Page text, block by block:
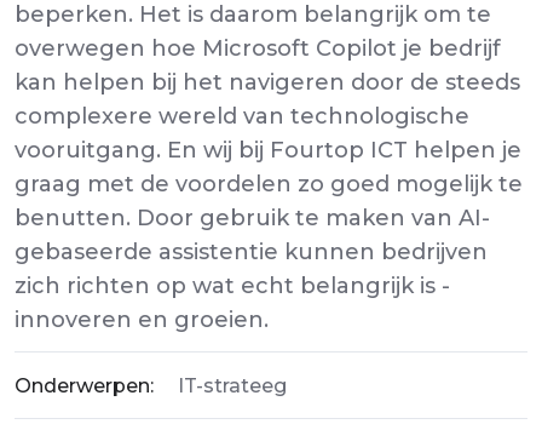
beperken. Het is daarom belangrijk om te
overwegen hoe Microsoft Copilot je bedrijf
kan helpen bij het navigeren door de steeds
complexere wereld van technologische
vooruitgang. En wij bij Fourtop ICT helpen je
graag met de voordelen zo goed mogelijk te
benutten. Door gebruik te maken van AI-
gebaseerde assistentie kunnen bedrijven
zich richten op wat echt belangrijk is -
innoveren en groeien.
Onderwerpen: IT-strateeg